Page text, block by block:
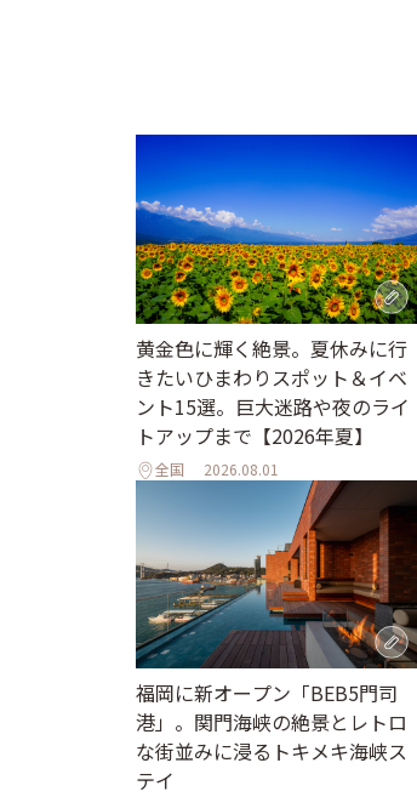
黄金色に輝く絶景。夏休みに行
きたいひまわりスポット＆イベ
ント15選。巨大迷路や夜のライ
トアップまで【2026年夏】
全国 2026.08.01
福岡に新オープン「BEB5門司
港」。関門海峡の絶景とレトロ
な街並みに浸るトキメキ海峡ス
テイ